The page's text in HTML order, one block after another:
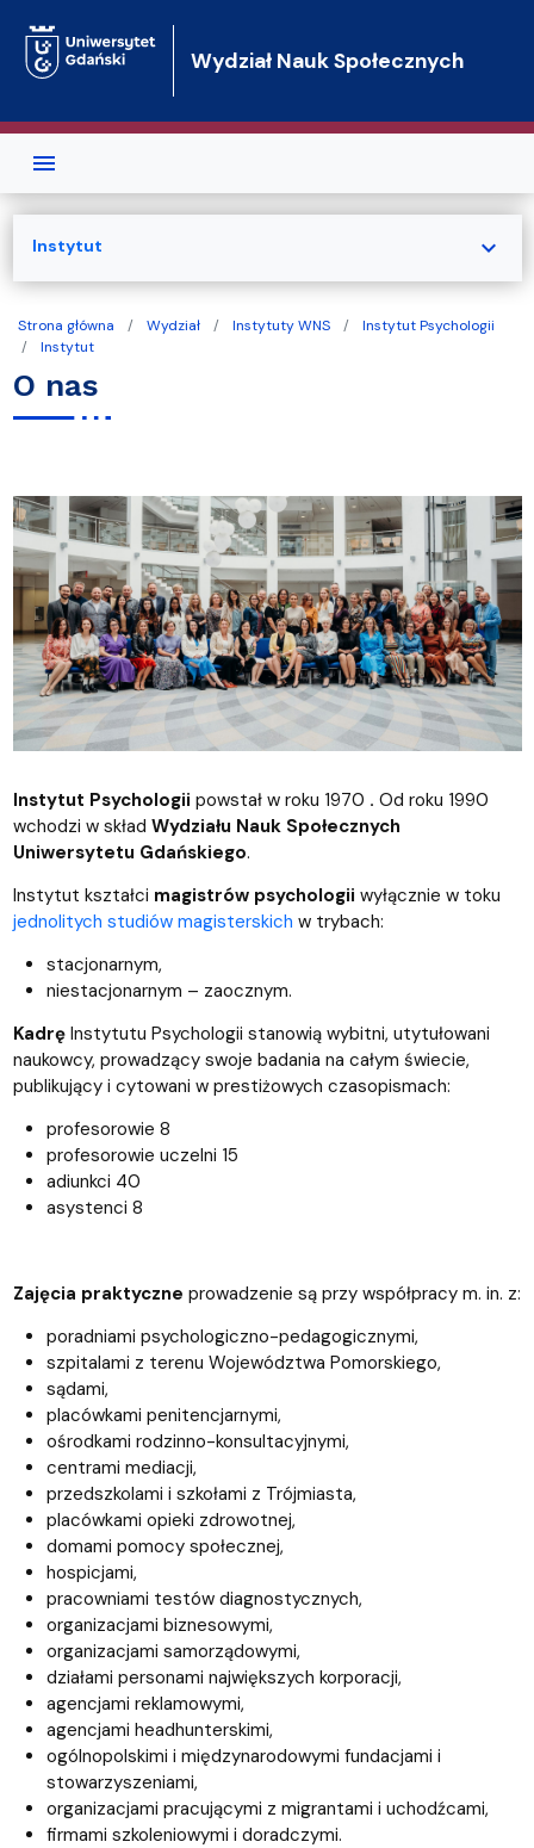
Wydział Nauk Społecznych
Strona główna Wydział Instytuty WNS
Instytut Psychologii
Instytut
O nas
Instytut Psychologii powstał w roku 1970 . Od roku 1990
wchodzi w skład Wydziału Nauk Społecznych
Uniwersytetu Gdańskiego.
Instytut kształci magistrów psychologii wyłącznie w toku
jednolitych studiów magisterskich w trybach:
stacjonarnym,
niestacjonarnym – zaocznym.
Kadrę Instytutu Psychologii stanowią wybitni, utytułowani
naukowcy, prowadzący swoje badania na całym świecie,
publikujący i cytowani w prestiżowych czasopismach:
profesorowie 8
profesorowie uczelni 15
adiunkci 40
asystenci 8
Zajęcia praktyczne prowadzenie są przy współpracy m. in. z:
poradniami psychologiczno-pedagogicznymi,
szpitalami z terenu Województwa Pomorskiego,
sądami,
placówkami penitencjarnymi,
ośrodkami rodzinno-konsultacyjnymi,
centrami mediacji,
przedszkolami i szkołami z Trójmiasta,
placówkami opieki zdrowotnej,
domami pomocy społecznej,
hospicjami,
pracowniami testów diagnostycznych,
organizacjami biznesowymi,
organizacjami samorządowymi,
działami personami największych korporacji,
agencjami reklamowymi,
agencjami headhunterskimi,
ogólnopolskimi i międzynarodowymi fundacjami i
stowarzyszeniami,
organizacjami pracującymi z migrantami i uchodźcami,
firmami szkoleniowymi i doradczymi.
Instytut expand_more